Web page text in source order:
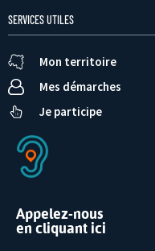
SERVICES UTILES
Mon territoire
Mes démarches
Je participe
Appelez-nous
en cliquant ici